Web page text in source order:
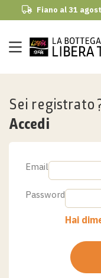
Fiano al 31
Sei
Accedi
Email
Password
Hai